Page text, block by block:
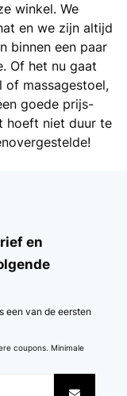
winkel. We
en we zijn altijd
binnen een paar
Of het nu gaat
of massagestoel,
goede prijs-
hoeft niet duur te
en
een van de eersten
coupons. Minimale